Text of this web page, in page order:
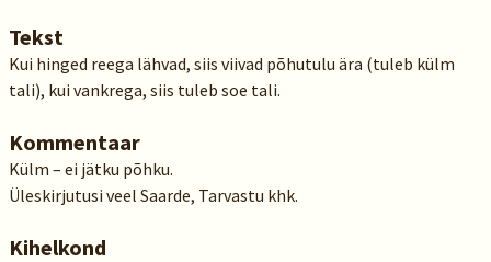
Tekst
Kui hinged reega lähvad, siis viivad põhutulu ära (tuleb külm
tali), kui vankrega, siis tuleb soe tali.
Kommentaar
Külm – ei jätku põhku.
Üleskirjutusi veel Saarde, Tarvastu khk.
Kihelkond